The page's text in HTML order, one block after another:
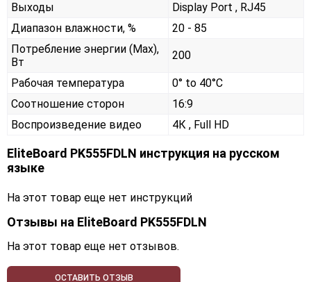
Выходы
Display Port , RJ45
Диапазон влажности, %
20 - 85
Потребление энергии (Max),
Вт
200
Рабочая температура
0° to 40°C
Соотношение сторон
16:9
Воспроизведение видео
4К , Full HD
EliteBoard PK555FDLN инструкция на русском
языке
На этот товар еще нет инструкций
Отзывы на EliteBoard PK555FDLN
На этот товар еще нет отзывов.
ОСТАВИТЬ ОТЗЫВ